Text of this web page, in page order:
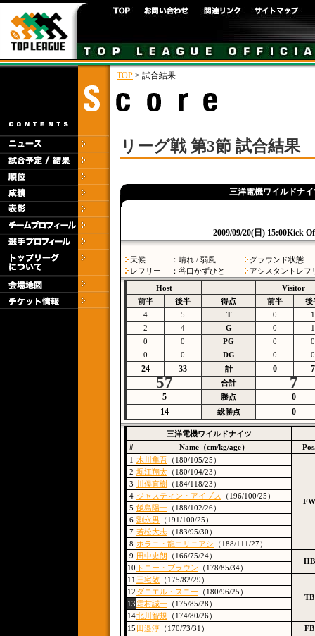
TOP > 試合結果
リーグ戦 第3節 試合結果
三洋電機ワイルドナ
2009/09/20(日) 15:00Kick
天候 ：晴れ / 弱風
グラウンド状態
レフリー
：谷口かずひと
アシスタントレフ
Host
Visitor
前半
後半 得点 前半
後
4
5 T 0
1
2
4 G 0
1
0
0 PG 0
0
0
0 DG 0 0
24 33 計 0 7
57 合計 7
5 勝点
0
14
総勝点 0
三洋電機ワイルドナイツ
#
Name（cm/kg/age）
1 木川隼吾 （180/105/25）
FW
2 堀江翔太 （180/104/23）
3 川俣直樹 （184/118/23）
4 ジャスティン・アイブス
（196/100/25）
5 飯島陽一 （188/102/26）
6 劉永男 （191/100/25）
7 若松大志 （183/95/30）
8 ホラニ・龍コリニアシ （188/111/27）
9 田中史朗 （166/75/24）
HB
10 トニー・ブラウン （178/85/34）
11 三宅敬 （175/82/29）
TB
12 ダニエル・スニー （180/96/25）
13霜村誠一 （175/85/28）
14北川智規 （174/80/26）
15 田邉淳 （170/73/31）
FB